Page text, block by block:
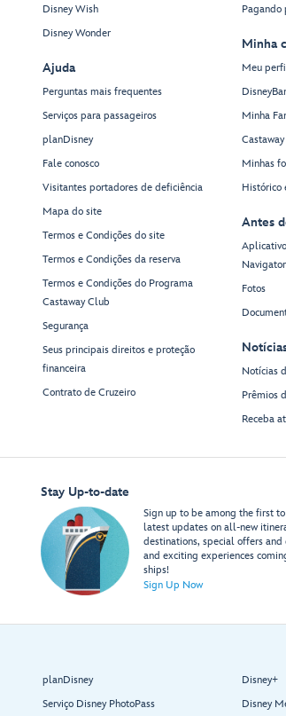
Disney Wish
Disney Wonder
Ajuda
Perguntas mais frequentes
Serviços para passageiros
planDisney
Fale conosco
Visitantes portadores de deficiência
Mapa do site
Termos e Condições do site
Termos e Condições da reserva
Termos e Condições do Programa
Castaway Club
Segurança
Seus principais direitos e proteção
financeira
Contrato de Cruzeiro
Pagando
Minha
Meu
Minha
Minhas
Histórico
Antes
Navigator
Fotos
Notícias
Prêmios
Receba
Stay Up-to-date
Sign up to be among the first
latest updates on all-new
destinations, special offers and
and exciting experiences
ships!
Sign Up Now
planDisney
Serviço Disney PhotoPass
Disney+
Disney